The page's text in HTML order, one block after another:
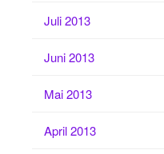
Juli 2013
Juni 2013
Mai 2013
April 2013